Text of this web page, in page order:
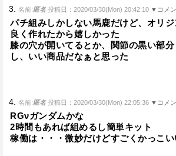
3. 名前:匿名 投稿日：2020/03/30(Mon) 20:42:10 ▼コメ
パチ組みしかしない馬鹿だけど、オリ
良く作れたから嬉しかった
膝の穴が開いてるとか、関節の黒い部
し、いい商品だなぁと思った
4. 名前:匿名 投稿日：2020/03/30(Mon) 22:05:36 ▼コメ
RGνガンダムかな
2時間もあれば組めるし簡単キット
稼働は・・・微妙だけどすごくかっこい